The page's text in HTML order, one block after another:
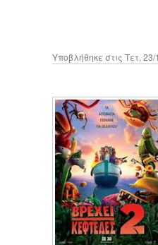
Υποβλήθηκε στις Τετ,